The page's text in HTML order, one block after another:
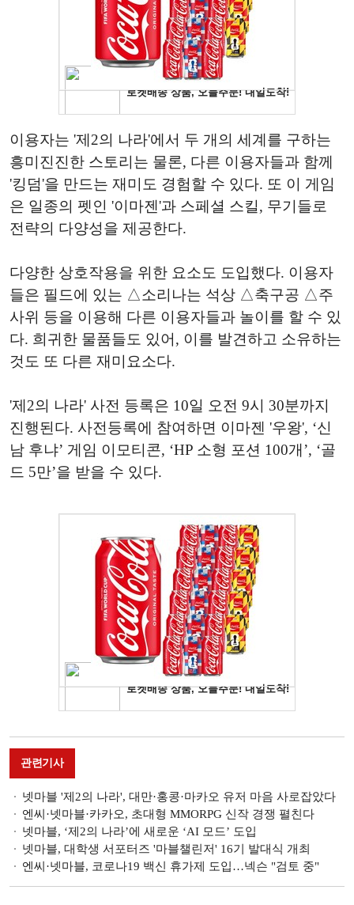
이용자는 '제2의 나라'에서 두 개의 세계를 구하는
흥미진진한 스토리는 물론, 다른 이용자들과 함께
'킹덤'을 만드는 재미도 경험할 수 있다. 또 이 게임
은 일종의 펫인 '이마젠'과 스페셜 스킬, 무기들로
전략의 다양성을 제공한다.
다양한 상호작용을 위한 요소도 도입했다. 이용자
들은 필드에 있는 △소리나는 석상 △축구공 △주
사위 등을 이용해 다른 이용자들과 놀이를 할 수 있
다. 희귀한 물품들도 있어, 이를 발견하고 소유하는
것도 또 다른 재미요소다.
'제2의 나라' 사전 등록은 10일 오전 9시 30분까지
진행된다. 사전등록에 참여하면 이마젠 '우왕', ‘신
남 후냐’ 게임 이모티콘, ‘HP 소형 포션 100개’, ‘골
드 5만’을 받을 수 있다.
관련기사
넷마블 '제2의 나라', 대만·홍콩·마카오 유저 마음 사로잡았다
엔씨·넷마블·카카오, 초대형 MMORPG 신작 경쟁 펼친다
넷마블, ‘제2의 나라’에 새로운 ‘AI 모드’ 도입
넷마블, 대학생 서포터즈 '마블챌린저' 16기 발대식 개최
엔씨·넷마블, 코로나19 백신 휴가제 도입…넥슨 "검토 중"